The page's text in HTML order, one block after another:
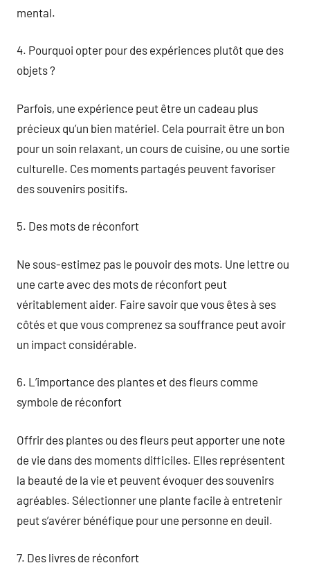
mental.
4. Pourquoi opter pour des expériences plutôt que des
objets ?
Parfois, une expérience peut être un cadeau plus
précieux qu’un bien matériel. Cela pourrait être un bon
pour un soin relaxant, un cours de cuisine, ou une sortie
culturelle. Ces moments partagés peuvent favoriser
des souvenirs positifs.
5. Des mots de réconfort
Ne sous-estimez pas le pouvoir des mots. Une lettre ou
une carte avec des mots de réconfort peut
véritablement aider. Faire savoir que vous êtes à ses
côtés et que vous comprenez sa souffrance peut avoir
un impact considérable.
6. L’importance des plantes et des fleurs comme
symbole de réconfort
Offrir des plantes ou des fleurs peut apporter une note
de vie dans des moments difficiles. Elles représentent
la beauté de la vie et peuvent évoquer des souvenirs
agréables. Sélectionner une plante facile à entretenir
peut s’avérer bénéfique pour une personne en deuil.
7. Des livres de réconfort